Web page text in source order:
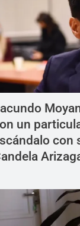
un
con